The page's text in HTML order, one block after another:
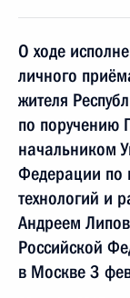
О ходе
личного
жителя
по поручению
начальником
Федерации
технологий и
Андреем
Российской
в Москве 3